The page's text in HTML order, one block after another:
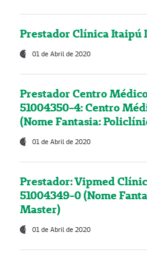
Prestador Clínica Itaipú
01 de Abril de 2020
Prestador Centro
51004350-4: Centro
(Nome Fantasia:
01 de Abril de 2020
Prestador: Vipmed
51004349-0 (Nome
Master)
01 de Abril de 2020